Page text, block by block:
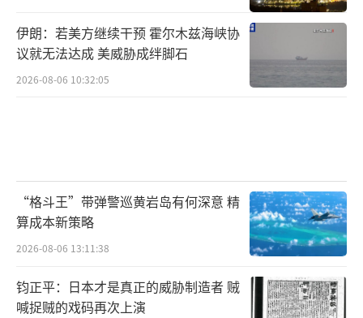
伊朗：若美方继续干预 霍尔木兹海峡协
议就无法达成 美威胁成绊脚石
2026-08-06 10:32:05
“格斗王”带弹警巡黄岩岛有何深意 精
算成本新策略
2026-08-06 13:11:38
钧正平：日本才是真正的威胁制造者 贼
喊捉贼的戏码再次上演